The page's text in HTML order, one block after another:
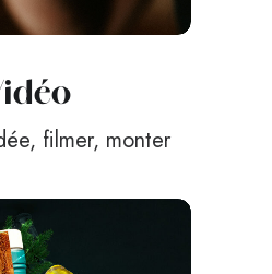
filmer, monter